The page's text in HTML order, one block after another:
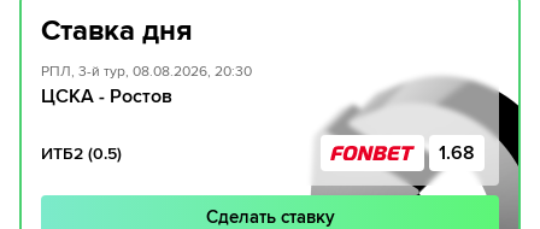
Ставка дня
РПЛ, 3-й тур, 08.08.2026, 20:30
ЦСКА - Ростов
ИТБ2 (0.5) 1.68
Сделать ставку